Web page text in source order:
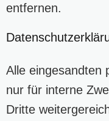
entfernen.
Alle eingesandten
nur für interne
Dritte